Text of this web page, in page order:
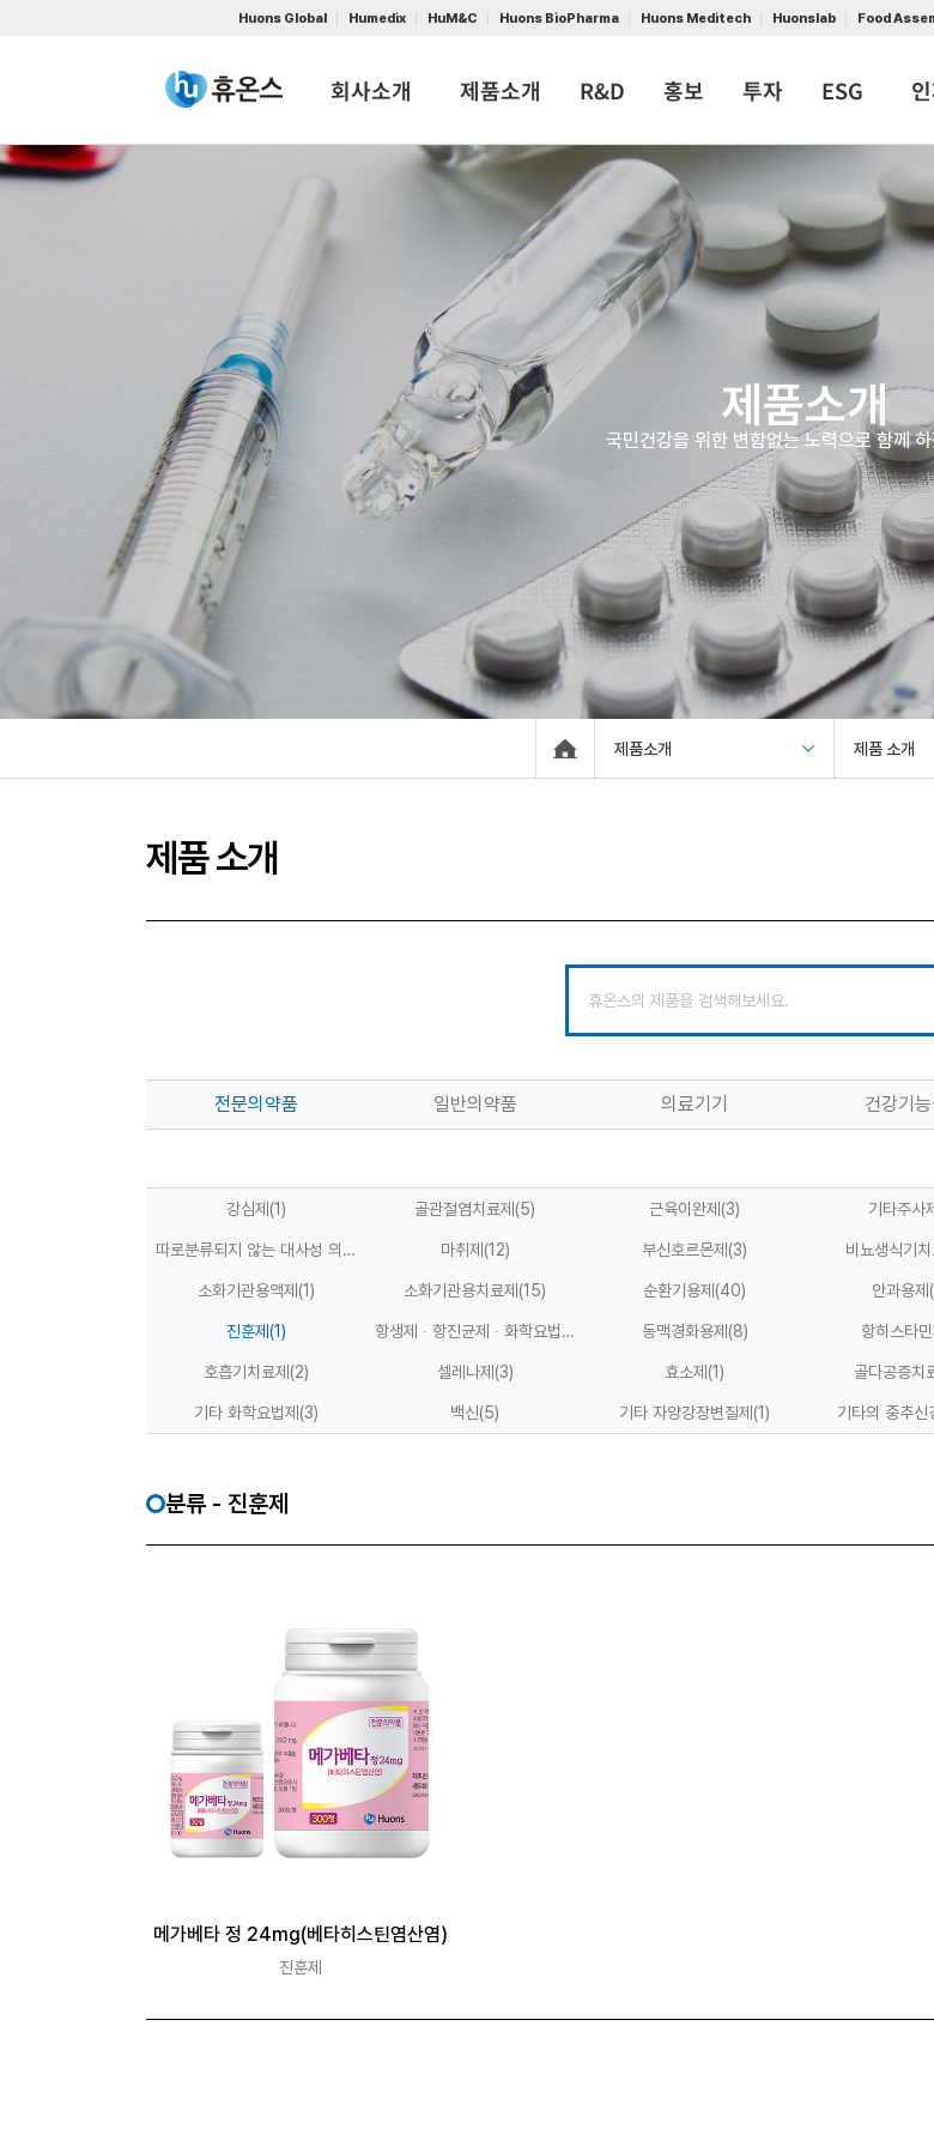
Huons Global Humedix HuM&C Huons BioPharma Huons Meditech Huonslab Food
회사소개 제품소개 R&D 홍보 투자 ESG
제품소개
국민건강을 위한 변함없는 노력으로 함께
제품소개 제품 소개
제품 소개
전문의약품 일반의약품 의료기기 건강기
강심제 (1) 골관절염치료제 (5) 근육이완제 (3) 기타주사제
따로분류되지 않는 대사성 의약
마취제 (12) 부신호르몬제 (3) 비뇨생식기치
소화기관용액제 (1) 소화기관용치료제 (15) 순환기용제 (40) 안과용제
진훈제 (1)
항생제 ∙ 항진균제 ∙ 화학요법제
동맥경화용제 (8) 항히스타민
호흡기치료제 (2) 셀레나제 (3) 효소제 (1) 골다공증치
기타 화학요법제 (3) 백신(5) 기타 자양강장변질제 (1) 기타의 중추신
분류 - 진훈제
메가베타 정 24mg(베타히스틴염산염)
진훈제